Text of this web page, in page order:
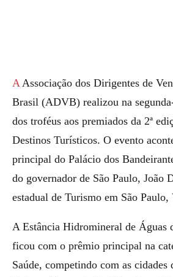
A Associação dos Dirigentes de Vendas e Marketing do
Brasil (ADVB) realizou na
dos troféus aos premiados da 2ª
Destinos Turísticos. O evento
principal do Palácio dos
do governador de São Paulo, João
estadual de Turismo em São
A Estância Hidromineral de Águas
ficou com o prêmio principal na
Saúde, competindo com as cidades